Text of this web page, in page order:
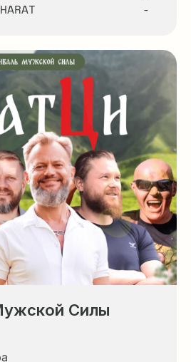
-
Силы